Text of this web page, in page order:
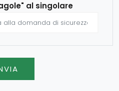
al singolare